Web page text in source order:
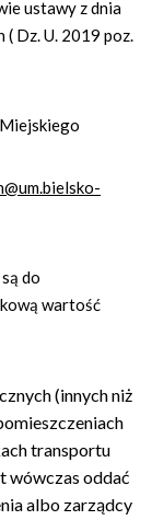
ustawy z dnia
Dz. U. 2019 poz.
do
wartość
(innych niż
transportu
wówczas oddać
albo zarządcy